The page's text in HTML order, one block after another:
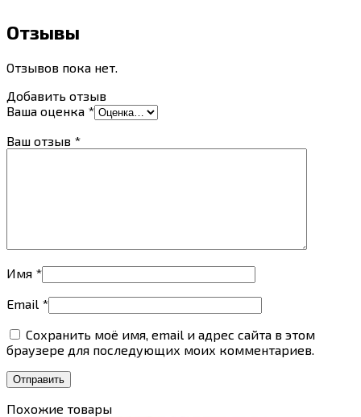
Отзывы
Отзывов пока нет.
Добавить отзыв
Ваша оценка *
Ваш отзыв *
Имя *
Email *
Сохранить моё имя, email и адрес сайта в этом
браузере для последующих моих комментариев.
Похожие товары